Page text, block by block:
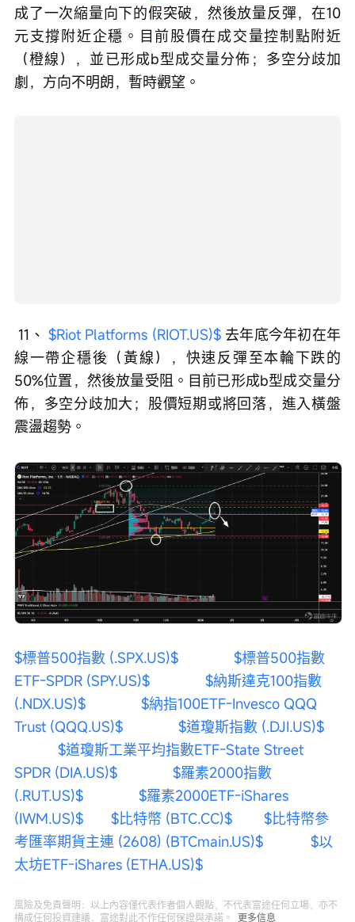
成了一次縮量向下的假突破，然後放量反彈，在10
元支撐附近企穩。目前股價在成交量控制點附近
（橙線），並已形成b型成交量分佈；多空分歧加
劇，方向不明朗，暫時觀望。
11、 $Riot Platforms (RIOT.US)$ 去年底今年初在年
線一帶企穩後（黃線），快速反彈至本輪下跌的
50%位置，然後放量受阻。目前已形成b型成交量分
佈，多空分歧加大；股價短期或將回落，進入橫盤
震盪趨勢。
$標普500指數 (.SPX.US)$
$標普500指數
ETF-SPDR (SPY.US)$
$納斯達克100指數
(.NDX.US)$
$納指100ETF-Invesco QQQ
Trust (QQQ.US)$
$道瓊斯指數 (.DJI.US)$
$道瓊斯工業平均指數ETF-State Street
SPDR (DIA.US)$
$羅素2000指數
(.RUT.US)$
$羅素2000ETF-iShares
(IWM.US)$
$比特幣 (BTC.CC)$
$比特幣參
考匯率期貨主連 (2608) (BTCmain.US)$
$以
太坊ETF-iShares (ETHA.US)$
風險及免責聲明：以上內容僅代表作者個人觀點，不代表富途任何立場，亦不
構成任何投資建議，富途對此不作任何保證與承諾。
更多信息